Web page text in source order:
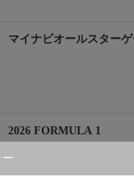
ー
マイナビオールスターゲ
2026 FORMULA 1